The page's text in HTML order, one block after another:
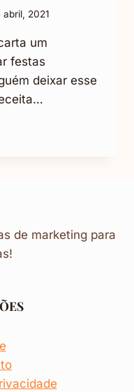
abril, 2021
um
festas
deixar esse
de marketing para